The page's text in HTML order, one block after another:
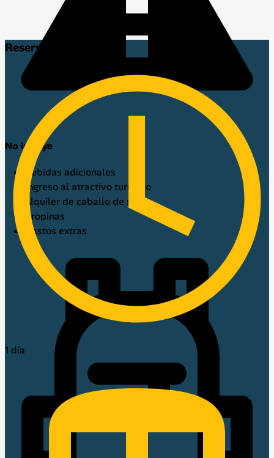
No incluye
Bebidas adicionales
Ingreso al atractivo turístico
Alquiler de caballo de silla
Propinas
Gastos extras
Reservar Ahora!
1 día